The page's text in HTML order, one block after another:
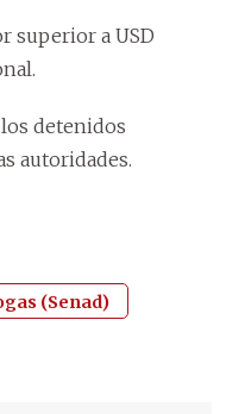
superior a USD
detenidos
autoridades.
(Senad)